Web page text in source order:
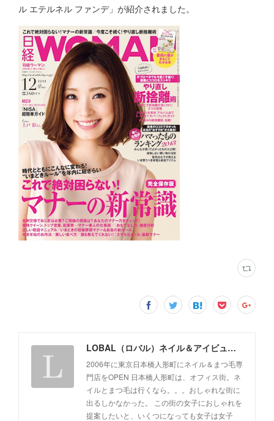
ル エテルネル ファンデ」が紹介されました。
LOBAL（ロバル）ネイル＆アイビューティサロン
2006年に東京日本橋人形町にネイル＆まつ毛専
門店をOPEN 日本橋人形町は、オフィス街。ネ
イルとまつ毛は行くなら。。。おしゃれな街に
出るしかなかった。 この街の女子におしゃれを
提案したいと、いくつになっても女子は女子